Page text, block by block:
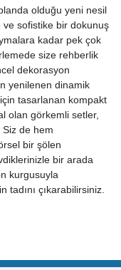
olduğu yeni nesil
ve sofistike bir dokunuş
kadar pek çok
size rehberlik
dekorasyon
yenilenen dinamik
tasarlanan kompakt
olan görkemli setler,
de hem
bir şölen
bir arada
kurgusuyla
çıkarabilirsiniz.